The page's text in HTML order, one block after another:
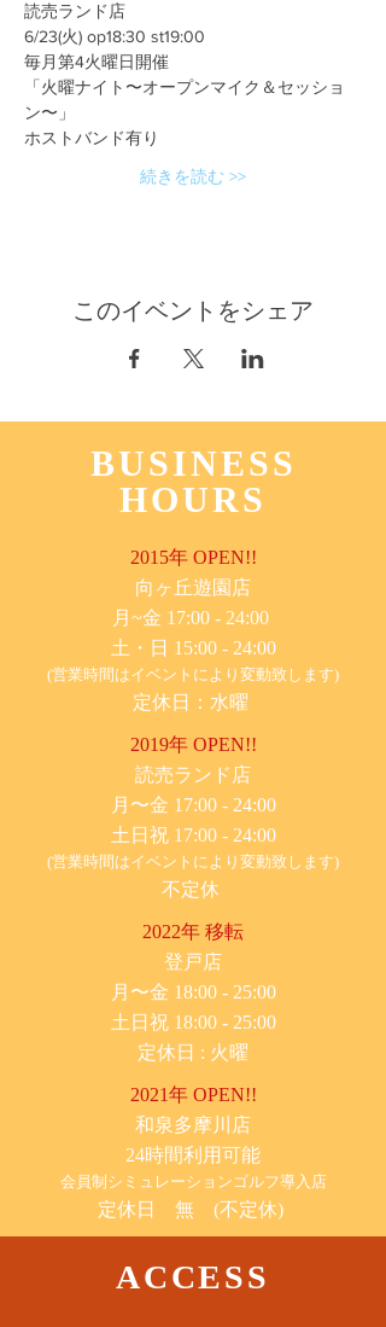
読売ランド店
6/23(火) op18:30 st19:00
毎月第4火曜日開催
「火曜ナイト〜オープンマイク＆セッショ
ン〜」
ホストバンド有り
続きを読む >>
このイベントをシェア
BUSINESS
HOURS
2015年 OPEN!!
​向ヶ丘遊園店
月~金 17:00 - 24:00
土・日 15:00 - 24:00
(営業時間はイベントにより変動致します)
定休日：水曜
2019年 OPEN!!
​読売ランド店
月〜金 17:00 - 24:00
土日祝 17:00 - 24:00
(営業時間はイベントにより変動致します)
不定休
2022年 移転
​登戸店
月〜金 18:00 - 25:00
土日祝 18:00 - 25:00
​定休日 : 火曜
2021年 OPEN!!
​和泉多摩川店
24時間利用可能
​会員制シミュレーションゴルフ導入店
定休日 無 (不定休)
ACCESS